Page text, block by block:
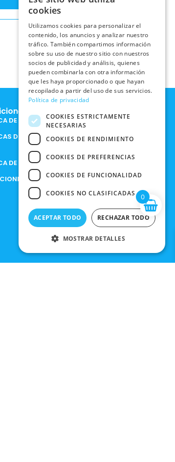
Legales
DE COOKIES
DE PRIVACIDAD EN
DE PRIVACIDAD
DE COMPRA
0
cookies
Utilizamos cookies para personalizar el
contenido, los anuncios y analizar nuestro
tráfico. También compartimos información
sobre su uso de nuestro sitio con nuestros
socios de publicidad y análisis, quienes
pueden combinarla con otra información
que les haya proporcionado o que hayan
recopilado a partir del uso de sus servicios.
Política de privacidad
COOKIES ESTRICTAMENTE
NECESARIAS
COOKIES DE RENDIMIENTO
COOKIES DE PREFERENCIAS
COOKIES DE FUNCIONALIDAD
COOKIES NO CLASIFICADAS
ACEPTAR TODO RECHAZAR TODO
MOSTRAR DETALLES